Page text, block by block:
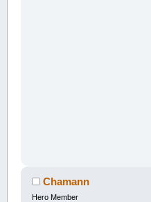
Chamann
Hero Member